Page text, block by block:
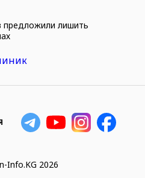
предложили лишить
Info.KG 2026